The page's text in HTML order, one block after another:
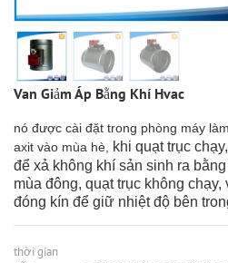
Van Giảm Áp Bằng Khí Hvac
nó được cài đặt trong phòng máy
axit vào mùa hè,
khi quạt trục
để xả không khí sản sinh ra
mùa đông, quạt trục không
đóng kín để giữ nhiệt độ bên
thời gian